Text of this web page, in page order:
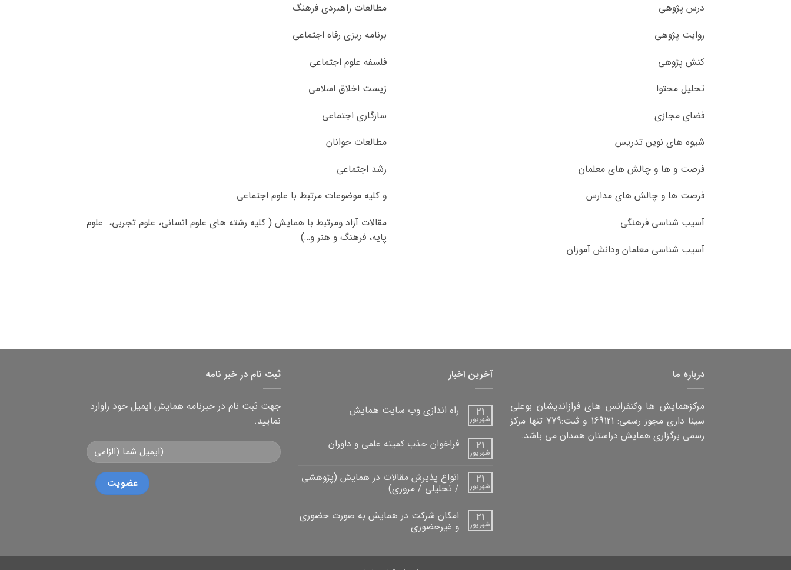
درس پژوهی
روایت پژوهی
کنش پژوهی
تحلیل محتوا
فضای مجازی
شیوه های نوین تدریس
فرصت و ها و چالش های معلمان
فرصت ها و چالش های مدارس
آسیب شناسی فرهنگی
آسیب شناسی معلمان ودانش آموزان
مطالعات راهبردی فرهنگ
برنامه ریزی رفاه اجتماعی
فلسفه علوم اجتماعی
زیست اخلاق اسلامی
سازگاری اجتماعی
مطالعات جوانان
رشد اجتماعی
و کلیه موضوعات مرتبط با علوم اجتماعی
مقالات آزاد ومرتبط با همایش ( کلیه رشته های علوم انسانی، علوم تجربی، علوم
پایه، فرهنگ و هنر و…)
درباره ما
مرکزهمایش ها وکنفرانس های فرازاندیشان بوعلی
سینا داری مجوز رسمی: 169121 و ثبت:779 تنها مرکز
رسمی برگزاری همایش دراستان همدان می باشد.
آخرین اخبار
21
شهریور
راه اندازی وب سایت همایش
برای
راه
اندازی
همایش
ثبت
نشده 21
شهریور
فراخوان جذب کمیته علمی و داوران
فراخوان
جذب
کمیته
داوران
ثبت
نشده 21
شهریور
انواع پذیرش مقالات در همایش (پژوهشی
/ تحلیلی / مروری)
برای
انواع
پذیرش
همایش
ثبت
نشده 21
شهریور
امکان شرکت در همایش به صورت حضوری
و غیرحضوری
برای
ثبت
ثبت نام در خبر نامه
جهت ثبت نام در خبرنامه همایش ایمیل خود راوارد
نمایید.